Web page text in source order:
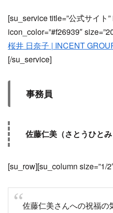
[su_service title=”公式サイト
icon_color=”#f26939″
桜井 日奈子 | INCENT
[/su_service]
事務員
佐藤仁美（さとうひとみ
[su_row][su_column size=”1/
佐藤仁美さんへの祝福の